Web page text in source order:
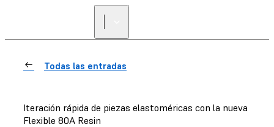
Todas las entradas
Iteración rápida de piezas elastoméricas con la nueva
Flexible 80A Resin